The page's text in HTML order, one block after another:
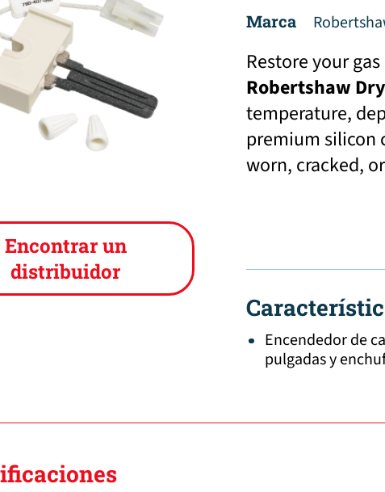
Encontrar un
distribuidor
Marca
Restore your
Robertshaw
temperature,
premium silicon
worn, cracked,
Encendedor de
pulgadas y